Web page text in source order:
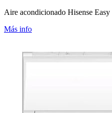
Aire acondicionado Hisense
Más info